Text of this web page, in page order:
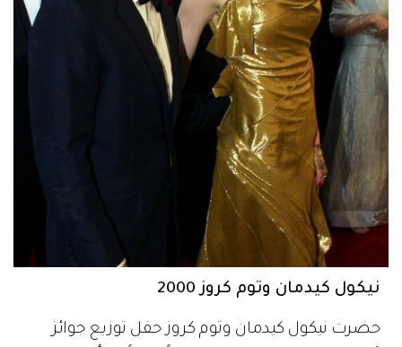
نيكول كيدمان وتوم كروز 2000
حضرت نيكول كيدمان وتوم كروز حفل توزيع جوائز